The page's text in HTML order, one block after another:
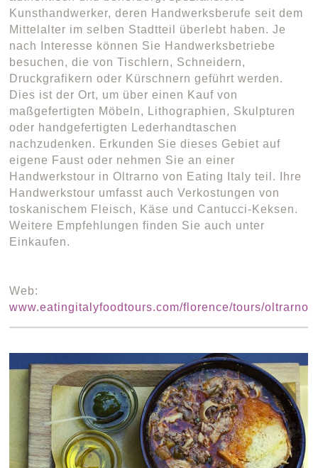
Kunsthandwerker, deren Handwerksberufe seit dem
Mittelalter im selben Stadtteil überlebt haben. Je
nach Interesse können Sie Handwerksbetriebe
besuchen, die von Tischlern, Schneidern,
Druckgrafikern oder Kürschnern geführt werden.
Dies ist der Ort, um über einen Kauf von
maßgefertigten Möbeln, Lithographien, Skulpturen
oder handgefertigten Lederhandtaschen
nachzudenken. Erkunden Sie dieses Gebiet auf
eigene Faust oder nehmen Sie an einer
Handwerkstour in Oltrarno von Eating Italy teil. Ihre
Handwerkstour umfasst auch Verkostungen von
toskanischem Fleisch, Käse und Cantucci-Keksen.
Weitere Empfehlungen finden Sie auch unter
Einkaufen.
Web:
www.eatingitalyfoodtours.com/florence/tours/oltrarno/